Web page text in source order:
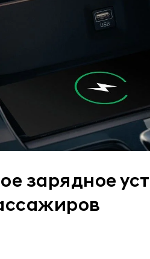
зарядное